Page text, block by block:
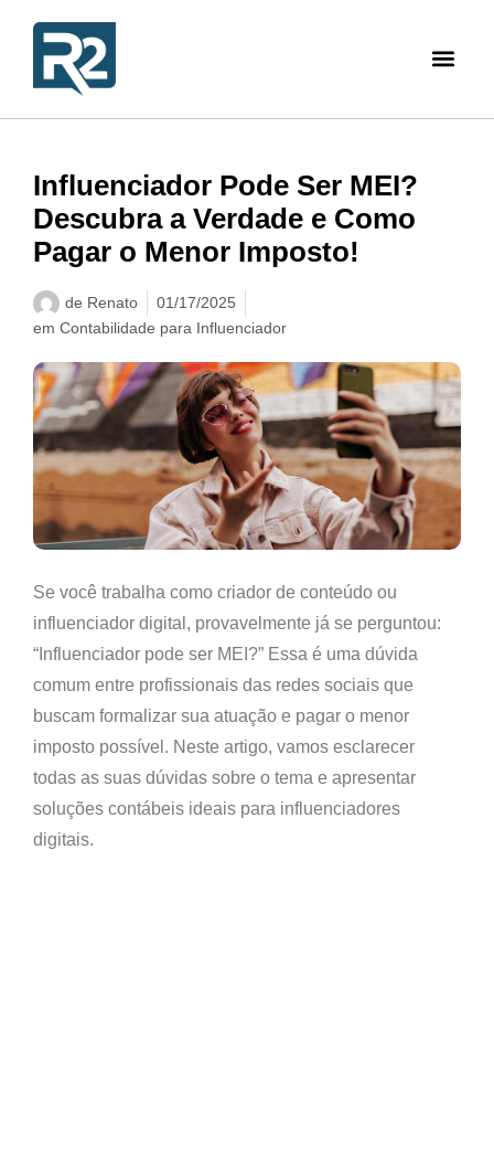
Influenciador Pode Ser MEI?
Descubra a Verdade e Como
Pagar o Menor Imposto!
de Renato
01/17/2025
em Contabilidade para Influenciador
Se você trabalha como criador de conteúdo ou
influenciador digital, provavelmente já se perguntou:
“Influenciador pode ser MEI?” Essa é uma dúvida
comum entre profissionais das redes sociais que
buscam formalizar sua atuação e pagar o menor
imposto possível . Neste artigo, vamos esclarecer
todas as suas dúvidas sobre o tema e apresentar
soluções contábeis ideais para influenciadores
digitais.